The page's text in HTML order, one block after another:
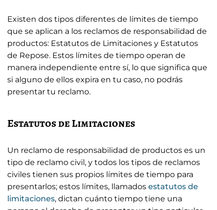
Existen dos tipos diferentes de límites de tiempo
que se aplican a los reclamos de responsabilidad de
productos: Estatutos de Limitaciones y Estatutos
de Repose. Estos límites de tiempo operan de
manera independiente entre sí, lo que significa que
si alguno de ellos expira en tu caso, no podrás
presentar tu reclamo.
Estatutos de Limitaciones
Un reclamo de responsabilidad de productos es un
tipo de reclamo civil, y todos los tipos de reclamos
civiles tienen sus propios límites de tiempo para
presentarlos; estos límites, llamados estatutos de
limitaciones, dictan cuánto tiempo tiene una